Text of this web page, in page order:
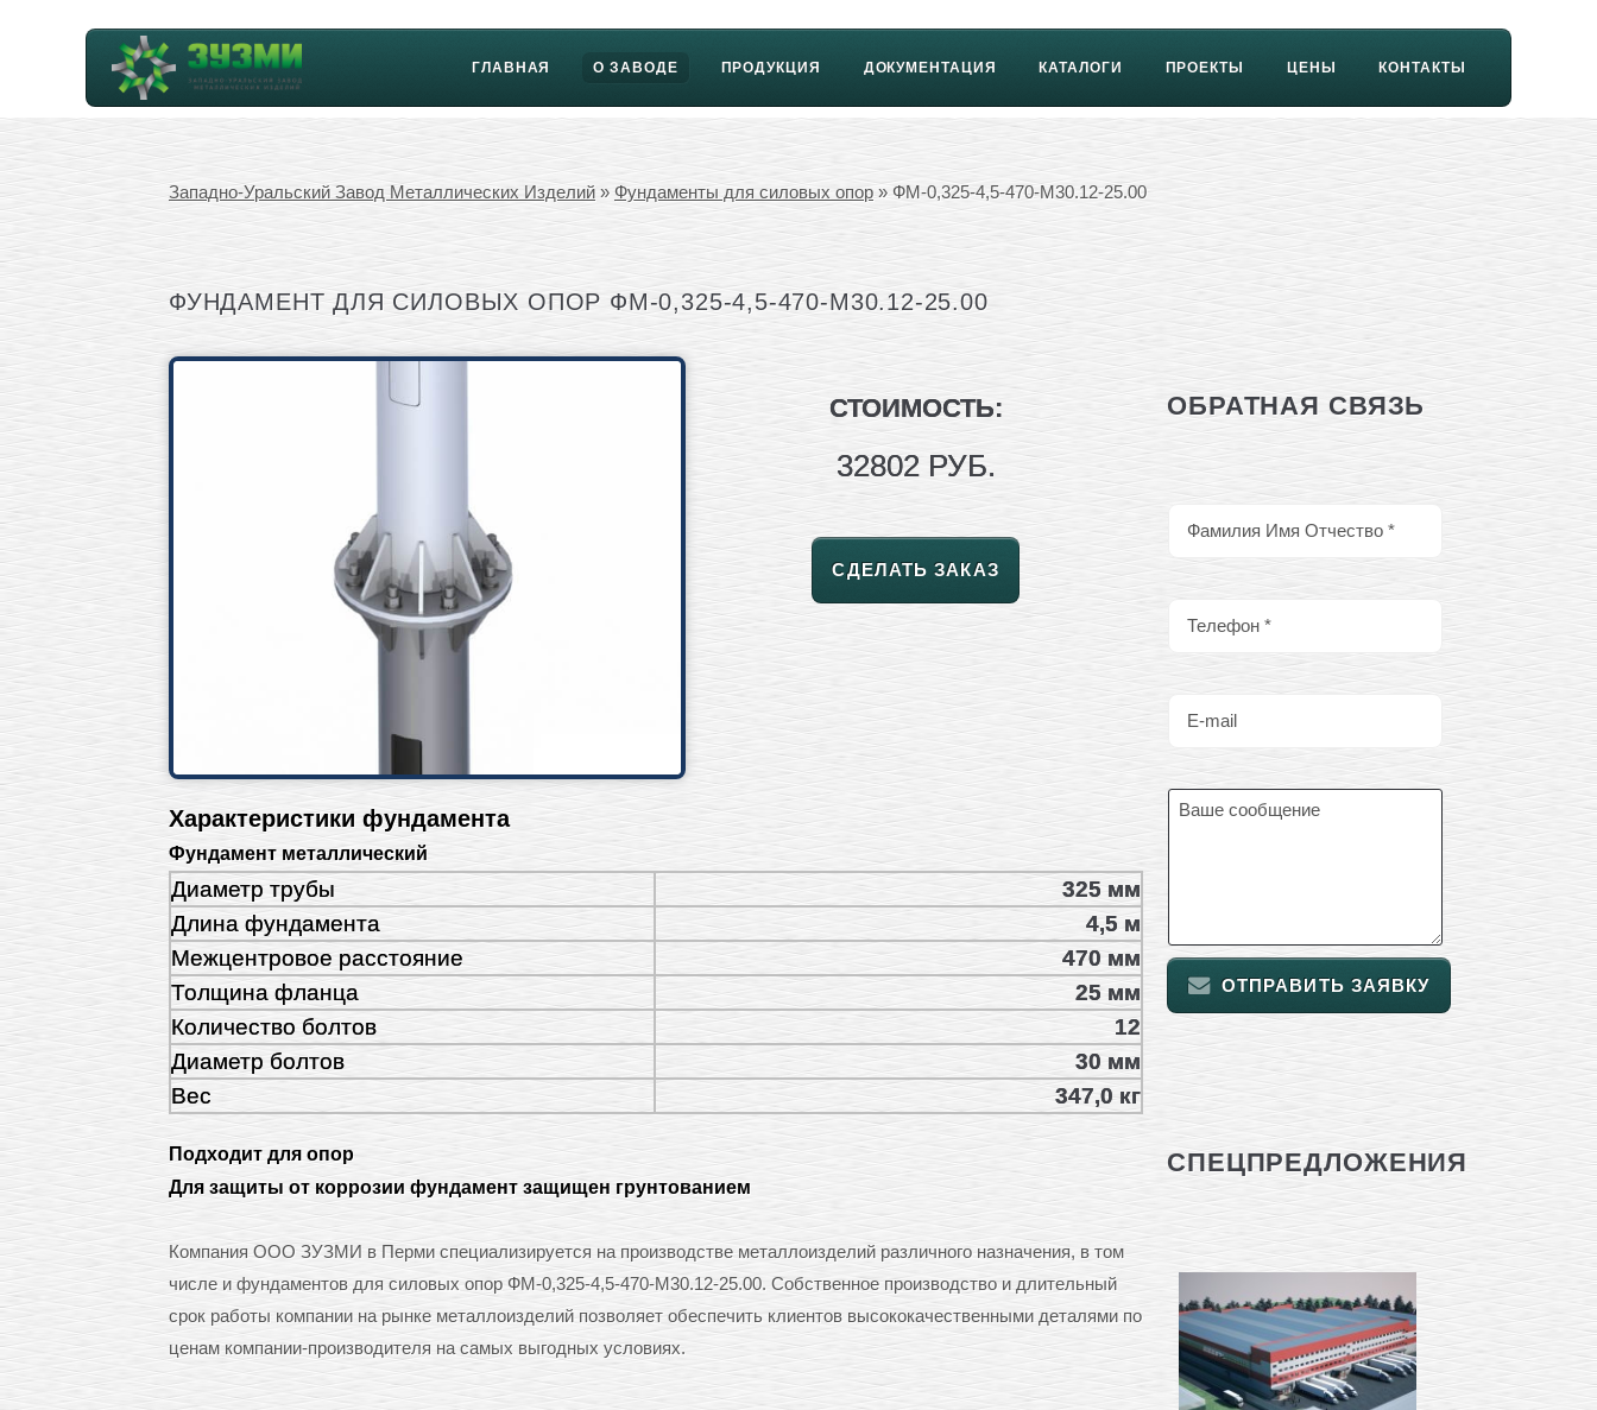
ГЛАВНАЯ О ЗАВОДЕ ПРОДУКЦИЯ ДОКУМЕНТАЦИЯ КАТАЛОГИ ПРОЕКТЫ ЦЕНЫ КОНТАКТЫ
Западно-Уральский Завод Металлических Изделий » Фундаменты для силовых опор » ФМ-0,325-4,5-470-М30.12-25.00
ФУНДАМЕНТ ДЛЯ СИЛОВЫХ ОПОР ФМ-0,325-4,5-470-М30.12-25.00
СТОИМОСТЬ:
32802 РУБ.
СДЕЛАТЬ ЗАКАЗ
Характеристики фундамента
Фундамент металлический
Диаметр трубы
325 мм
Длина фундамента
4,5 м
Межцентровое расстояние
470 мм
Толщина фланца
25 мм
Количество болтов
12
Диаметр болтов
30 мм
Вес
347,0 кг
Подходит для опор
Для защиты от коррозии фундамент защищен грунтованием
Компания ООО ЗУЗМИ в Перми специализируется на производстве металлоизделий различного назначения, в том
числе и фундаментов для силовых опор ФМ-0,325-4,5-470-М30.12-25.00. Собственное производство и длительный
срок работы компании на рынке металлоизделий позволяет обеспечить клиентов высококачественными деталями по
ценам компании-производителя на самых выгодных условиях.
ОБРАТНАЯ СВЯЗЬ
ОТПРАВИТЬ ЗАЯВКУ
СПЕЦПРЕДЛОЖЕНИЯ